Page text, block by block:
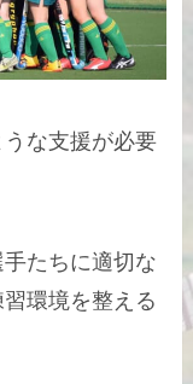
な支援が必要
たちに適切な
環境を整える